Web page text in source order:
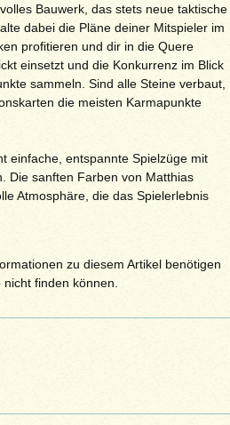
Bauwerk, das stets neue taktische
dabei die Pläne deiner Mitspieler im
profitieren und dir in die Quere
einsetzt und die Konkurrenz im Blick
sammeln. Sind alle Steine verbaut,
die meisten Karmapunkte
einfache, entspannte Spielzüge mit
Die sanften Farben von Matthias
Atmosphäre, die das Spielerlebnis
zu diesem Artikel benötigen
finden können.